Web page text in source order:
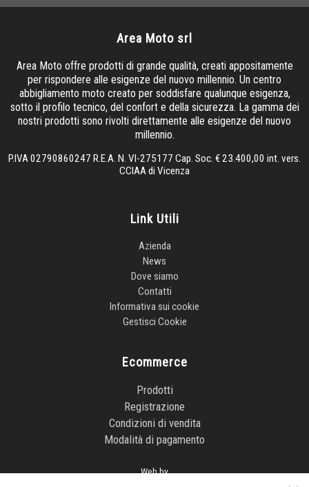
Area Moto srl
Area Moto offre prodotti di grande qualità, creati appositamente
per rispondere alle esigenze del nuovo millennio. Un centro
abbigliamento moto creato per soddisfare qualunque esigenza,
sotto il profilo tecnico, del confort e della sicurezza. La gamma dei
nostri prodotti sono rivolti direttamente alle esigenze del nuovo
millennio.
P.IVA 02790860247 R.E.A. N. VI-275177 Cap. Soc. € 23.400,00 int. vers.
CCIAA di Vicenza
Link Utili
Azienda
News
Dove siamo
Contatti
Informativa sui cookie
Gestisci Cookie
Ecommerce
Prodotti
Registrazione
Condizioni di vendita
Modalità di pagamento
Web by